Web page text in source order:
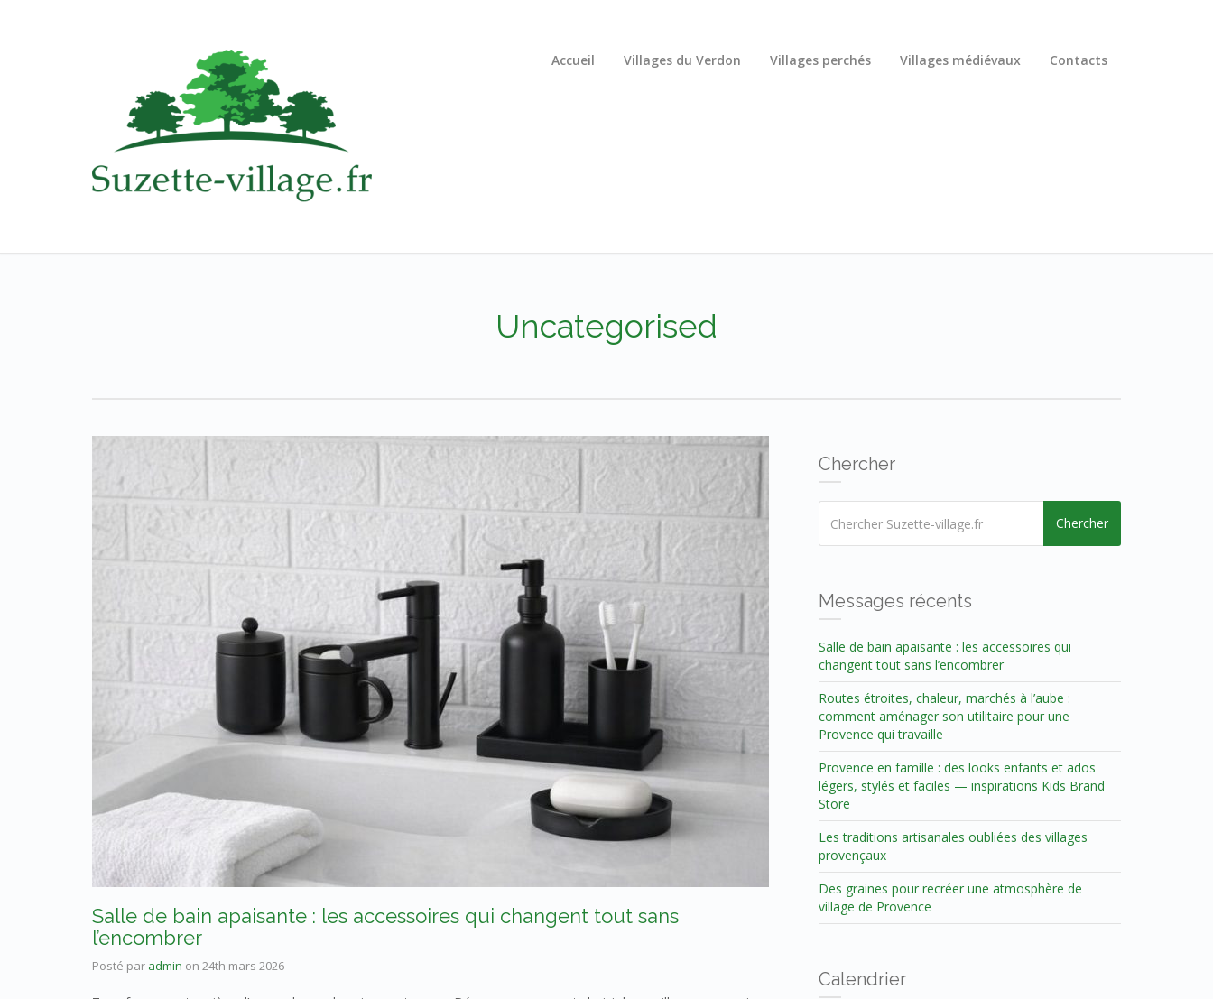
Accueil Villages du Verdon Villages perchés Villages médiévaux Contacts
Uncategorised
Salle de bain apaisante : les accessoires qui changent tout sans
l’encombrer
Posté par admin on 24th mars 2026
Chercher
Chercher
Messages récents
Salle de bain apaisante : les accessoires qui
changent tout sans l’encombrer
Routes étroites, chaleur, marchés à l’aube :
comment aménager son utilitaire pour une
Provence qui travaille
Provence en famille : des looks enfants et ados
légers, stylés et faciles — inspirations Kids Brand
Store
Les traditions artisanales oubliées des villages
provençaux
Des graines pour recréer une atmosphère de
village de Provence
Calendrier